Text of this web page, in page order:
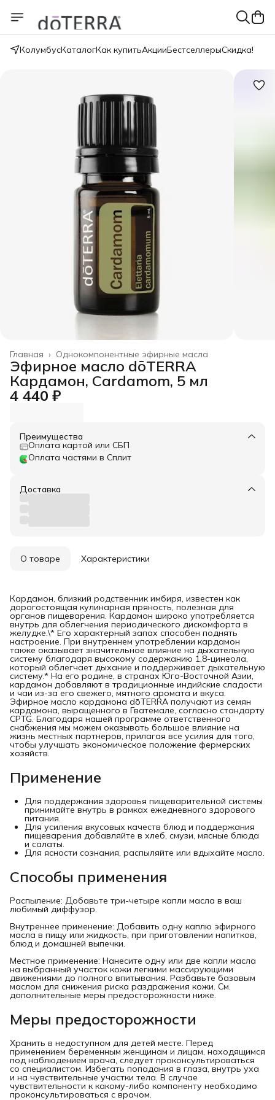
КолумбусКаталогКак купитьАкцииБестселлерыСкидка!
Однокомпонентные эфирные масла
Главная ›
Эфирное масло dōTERRA
Кардамон, Cardamom, 5 мл
4 440 ₽
Преимущества
Оплата картой или СБП
Оплата частями в Сплит
Доставка
О товаре Характеристики
Кардамон, близкий родственник имбиря, известен как
дорогостоящая кулинарная пряность, полезная для
органов пищеварения. Кардамон широко употребляется
внутрь для облегчения периодического дискомфорта в
желудке.\* Его характерный запах способен поднять
настроение. При внутреннем употреблении кардамон
также оказывает значительное влияние на дыхательную
систему благодаря высокому содержанию 1,8-цинеола,
который облегчает дыхание и поддерживает дыхательную
систему.* На его родине, в странах Юго-Восточной Азии,
кардамон добавляют в традиционные индийские сладости
и чаи из-за его свежего, мятного аромата и вкуса.
Эфирное масло кардамона dōTERRA получают из семян
кардамона, выращенного в Гватемале, согласно стандарту
CPTG. Благодаря нашей программе ответственного
снабжения мы можем оказывать большое влияние на
жизнь местных партнеров, прилагая все усилия для того,
чтобы улучшать экономическое положение фермерских
хозяйств.
Применение
Для поддержания здоровья пищеварительной системы
принимайте внутрь в рамках ежедневного здорового
питания.
Для усиления вкусовых качеств блюд и поддержания
пищеварения добавляйте в хлеб, смузи, мясные блюда
и салаты.
Для ясности сознания, распыляйте или вдыхайте масло.
Способы применения
Распыление: Добавьте три-четыре капли масла в ваш
любимый диффузор.
Внутреннее применение: Добавить одну каплю эфирного
масла в пищу или жидкость, при приготовлении напитков,
блюд и домашней выпечки.
Местное применение: Нанесите одну или две капли масла
на выбранный участок кожи легкими массирующими
движениями до полного впитывания. Разбавьте базовым
маслом для снижения риска раздражения кожи. См.
дополнительные меры предосторожности ниже.
Меры предосторожности
Хранить в недоступном для детей месте. Перед
применением беременным женщинам и лицам, находящимся
под наблюдением врача, следует проконсультироваться
со специалистом. Избегать попадания в глаза, внутрь уха
и на чувствительные участки тела. В случае
чувствительности к какому-либо компоненту необходимо
проконсультироваться с врачом.